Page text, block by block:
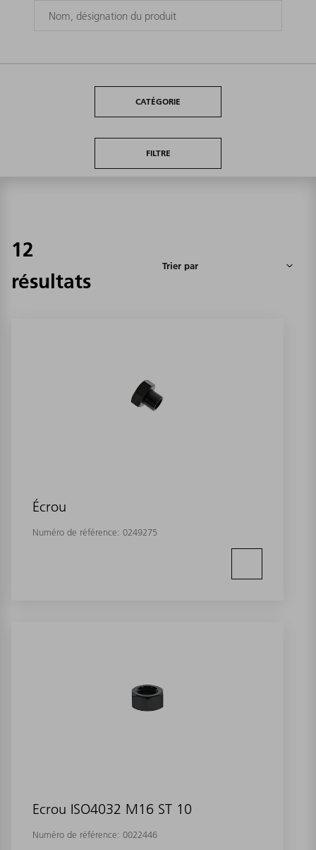
CATÉGORIE
FILTRE
12
résultats
Écrou
Numéro de référence: 0249275
Ecrou ISO4032 M16 ST 10
Numéro de référence: 0022446